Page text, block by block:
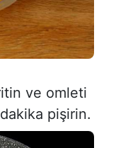
ve omleti
pişirin.